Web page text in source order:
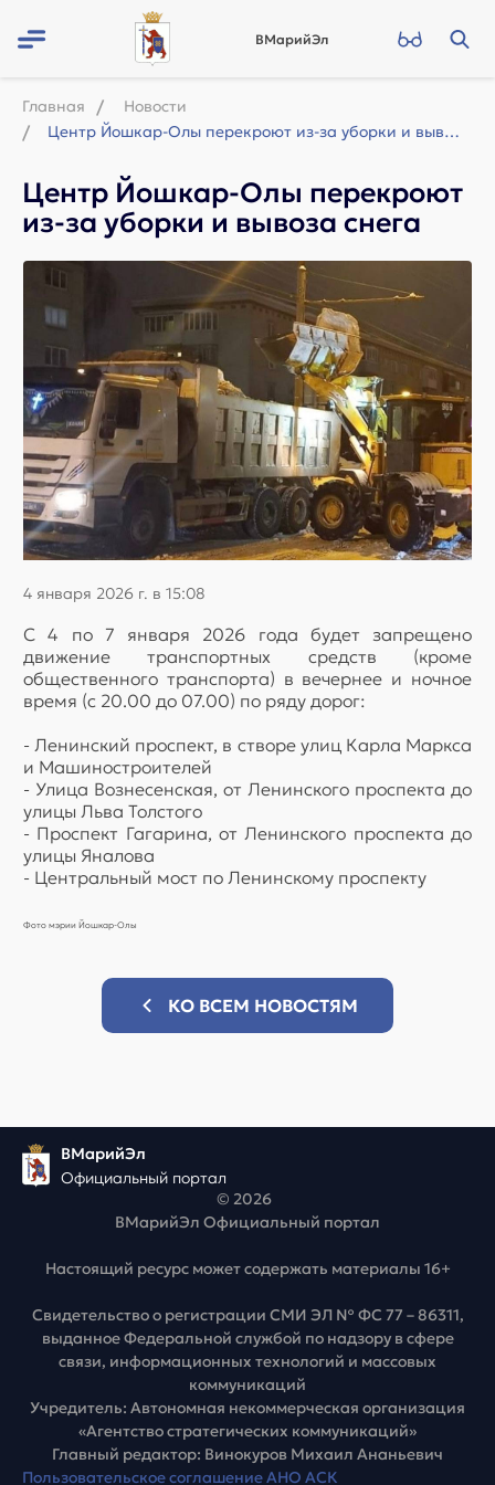
ВМарийЭл
Главная
Новости
Центр Йошкар-Олы перекроют из-за уборки и вывоза снега
Центр Йошкар-Олы перекроют
из-за уборки и вывоза снега
4 января 2026 г. в 15:08
С 4 по 7 января 2026 года будет запрещено
движение транспортных средств (кроме
общественного транспорта) в вечернее и ночное
время (с 20.00 до 07.00) по ряду дорог:
- Ленинский проспект, в створе улиц Карла Маркса
и Машиностроителей
- Улица Вознесенская, от Ленинского проспекта до
улицы Льва Толстого
- Проспект Гагарина, от Ленинского проспекта до
улицы Яналова
- Центральный мост по Ленинскому проспекту
Фото мэрии Йошкар-Олы
КО ВСЕМ НОВОСТЯМ
ВМарийЭл
Официальный портал
© 2026
ВМарийЭл Официальный портал
Настоящий ресурс может содержать материалы 16+
Свидетельство о регистрации СМИ ЭЛ № ФС 77 – 86311,
выданное Федеральной службой по надзору в сфере
связи, информационных технологий и массовых
коммуникаций
Учредитель: Автономная некоммерческая организация
«Агентство стратегических коммуникаций»
Главный редактор: Винокуров Михаил Ананьевич
Пользовательское соглашение АНО АСК